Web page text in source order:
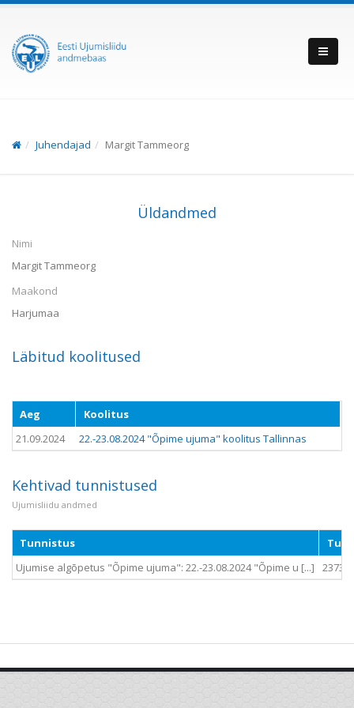
Juhendajad Margit Tammeorg
Üldandmed
Nimi
Margit Tammeorg
Maakond
Harjumaa
Läbitud koolitused
Aeg
Koolitus
21.09.2024
22.-23.08.2024 "Õpime ujuma" koolitus Tallinnas
Kehtivad tunnistused
Ujumisliidu andmed
Tunnistus
Ujumise algõpetus "Õpime ujuma": 22.-23.08.2024 "Õpime u [...]
2373